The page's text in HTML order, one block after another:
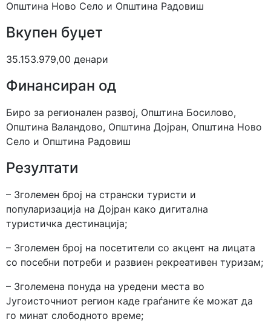
Општина Ново Село и Општина Радовиш
Вкупен буџет
35.153.979,00 денари
Финансиран од
Биро за регионален развој, Општина Босилово,
Општина Валандово, Општина Дојран, Општина Ново
Село и Општина Радовиш
Резултати
– Зголемен број на странски туристи и
популаризација на Дојран како дигитална
туристичка дестинација;
– Зголемен број на посетители со акцент на лицата
со посебни потреби и развиен рекреативен туризам;
– Зголемена понуда на уредени места во
Југоисточниот регион каде граѓаните ќе можат да
го минат слободното време;